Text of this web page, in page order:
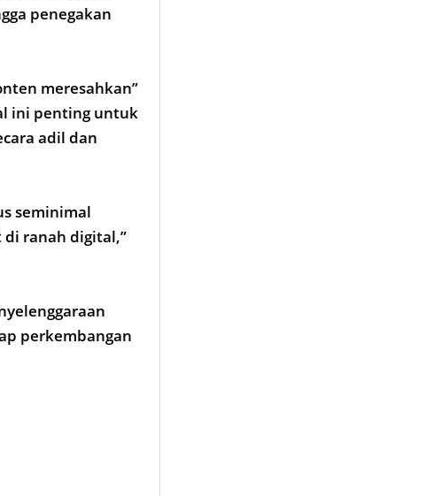
penegakan
meresahkan”
ini penting untuk
adil dan
seminimal
ranah digital,”
perkembangan